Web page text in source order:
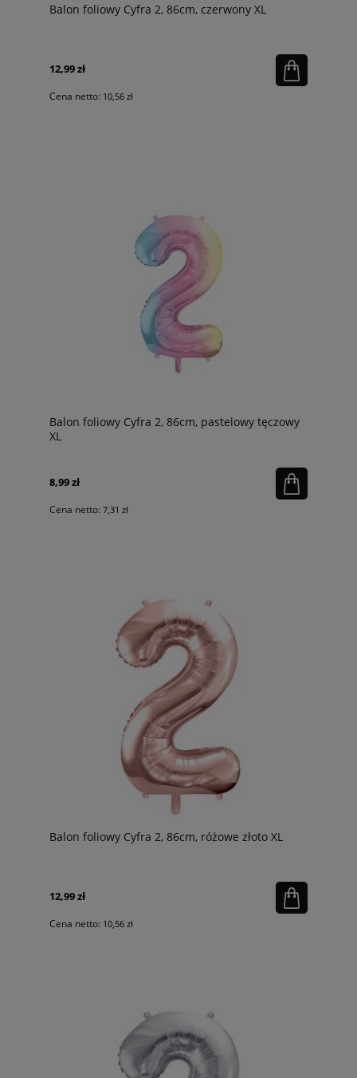
Balon foliowy Cyfra 2, 86cm, czerwony XL
12,99 zł
Cena netto: 10,56 zł
Balon foliowy Cyfra 2, 86cm, pastelowy tęczowy
XL
8,99 zł
Cena netto: 7,31 zł
Balon foliowy Cyfra 2, 86cm, różowe złoto XL
12,99 zł
Cena netto: 10,56 zł